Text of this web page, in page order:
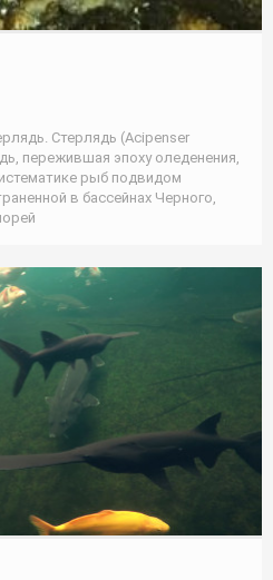
Стерлядь (Acipenser
пережившая эпоху оледенения,
рыб подвидом
в бассейнах Черного,